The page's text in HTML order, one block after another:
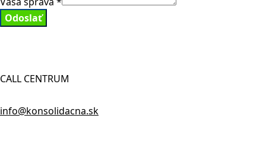
Odoslať
CALL CENTRUM
info@konsolidacna.sk